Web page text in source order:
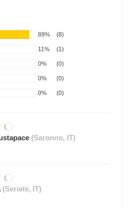
89% (8)
11% (1)
0% (0)
0% (0)
0% (0)
(Saronno, IT)
(Seriate, IT)